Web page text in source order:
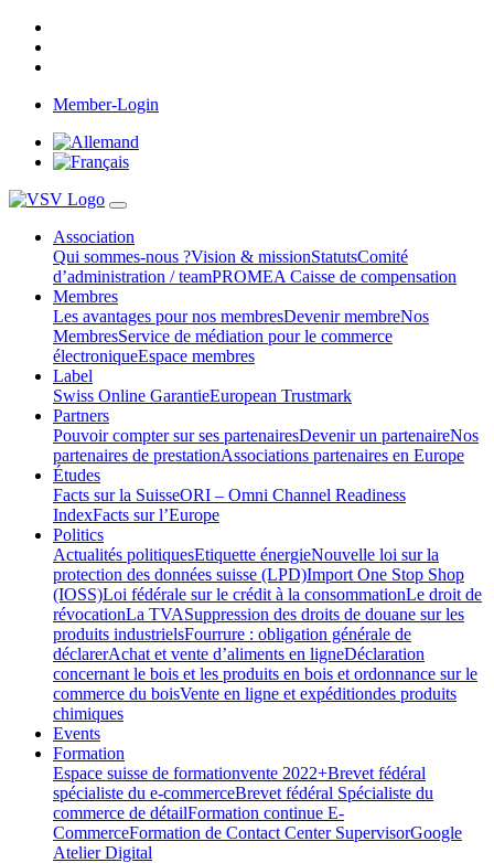
Member-Login
Association
Qui sommes-nous ?Vision & missionStatutsComité
d’administration / teamPROMEA Caisse de compensation
Membres
Les avantages pour nos membresDevenir membreNos
MembresService de médiation pour le commerce
électroniqueEspace membres
Label
Swiss Online GarantieEuropean Trustmark
Partners
Pouvoir compter sur ses partenairesDevenir un partenaireNos
partenaires de prestationAssociations partenaires en Europe
Études
Facts sur la SuisseORI – Omni Channel Readiness
IndexFacts sur l’Europe
Politics
Actualités politiquesEtiquette énergieNouvelle loi sur la
protection des données suisse (LPD)Import One Stop Shop
(IOSS)Loi fédérale sur le crédit à la consommationLe droit de
révocationLa TVASuppression des droits de douane sur les
produits industrielsFourrure : obligation générale de
déclarerAchat et vente d’aliments en ligneDéclaration
concernant le bois et les produits en bois et ordonnance sur le
commerce du boisVente en ligne et expéditiondes produits
chimiques
Events
Formation
Espace suisse de formationvente 2022+Brevet fédéral
spécialiste du e-commerceBrevet fédéral Spécialiste du
commerce de détailFormation continue E-
CommerceFormation de Contact Center SupervisorGoogle
Atelier Digital